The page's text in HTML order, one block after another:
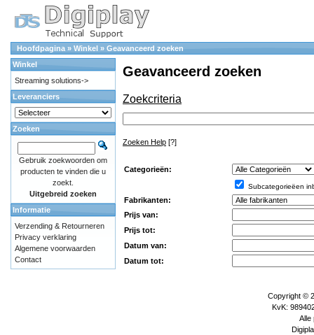
Hoofdpagina » Winkel » Geavanceerd zoeken
Geavanceerd zoeken
Zoekcriteria
Zoeken Help [?]
Categorieën:
Subcategorieëen
Fabrikanten:
Prijs van:
Prijs tot:
Datum van:
Datum tot:
Winkel
Streaming solutions->
Leveranciers
Zoeken
Gebruik zoekwoorden om
producten te vinden die u
zoekt.
Uitgebreid zoeken
Informatie
Verzending & Retourneren
Privacy verklaring
Algemene voorwaarden
Contact
Copyright ©
KvK:
Alle